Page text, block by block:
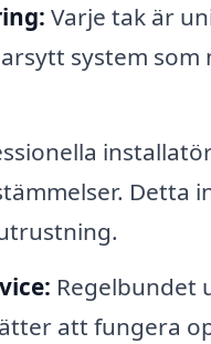
Varje tak är
system
Detta
Regelbundet
att fungera